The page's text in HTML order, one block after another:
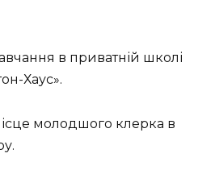
в приватній школі
Хаус».
молодшого клерка в